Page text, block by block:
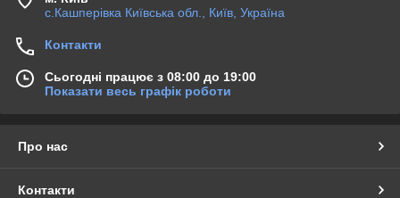
с.Кашперівка Київська обл., Київ, Україна
Контакти
Сьогодні працює з 08:00 до 19:00
Показати весь графік роботи
Про нас
Контакти